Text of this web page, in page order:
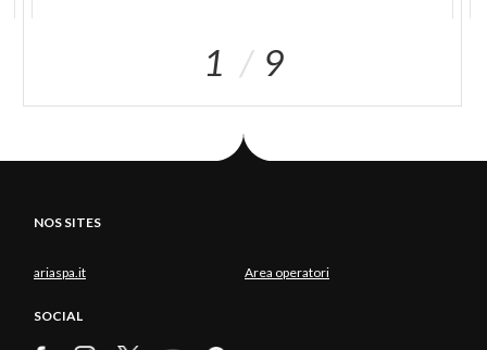
1 9
NOS SITES
ariaspa.it Area operatori
SOCIAL